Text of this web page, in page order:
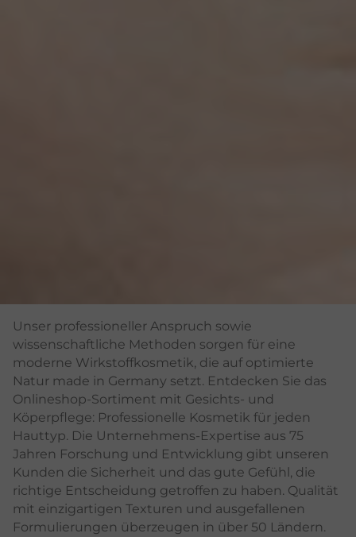
Unser professioneller Anspruch sowie
wissenschaftliche Methoden sorgen für eine
moderne Wirkstoffkosmetik, die auf optimierte
Natur made in Germany setzt. Entdecken Sie das
Onlineshop-Sortiment mit Gesichts- und
Köperpflege: Professionelle Kosmetik für jeden
Hauttyp. Die Unternehmens-Expertise aus 75
Jahren Forschung und Entwicklung gibt unseren
Kunden die Sicherheit und das gute Gefühl, die
richtige Entscheidung getroffen zu haben. Qualität
mit einzigartigen Texturen und ausgefallenen
Formulierungen überzeugen in über 50 Ländern.